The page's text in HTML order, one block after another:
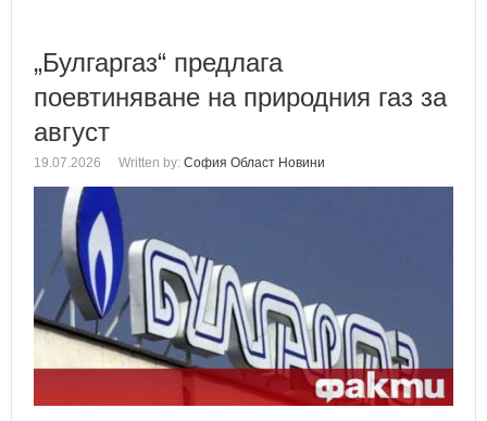
„Булгаргаз“ предлага
поевтиняване на природния газ за
август
19.07.2026 Written by: София Област Новини